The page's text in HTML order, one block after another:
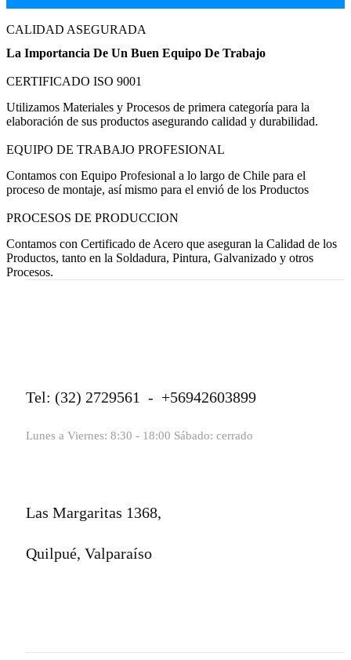
CALIDAD ASEGURADA
La Importancia De Un Buen Equipo De Trabajo
CERTIFICADO ISO 9001
Utilizamos Materiales y Procesos de primera categoría para la
elaboración de sus productos asegurando calidad y durabilidad.
EQUIPO DE TRABAJO PROFESIONAL
Contamos con Equipo Profesional a lo largo de Chile para el
proceso de montaje, así mismo para el envió de los Productos
PROCESOS DE PRODUCCION
Contamos con Certificado de Acero que aseguran la Calidad de los
Productos, tanto en la Soldadura, Pintura, Galvanizado y otros
Procesos.
Tel: (32) 2729561 - +56942603899
Lunes a Viernes: 8:30 - 18:00 Sábado: cerrado
Las Margaritas 1368,
Quilpué, Valparaíso